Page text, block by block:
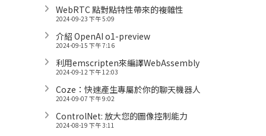
WebRTC 點對點特性帶來的複雜性
2024-09-23 下午 5:09
介紹 OpenAI o1-preview
2024-09-15 下午 7:16
利用emscripten來編譯WebAssembly
2024-09-12 下午 12:03
Coze：快速產生專屬於你的聊天機器人
2024-09-07 下午 9:02
ControlNet: 放大您的圖像控制能力
2024-08-19 下午 3:11